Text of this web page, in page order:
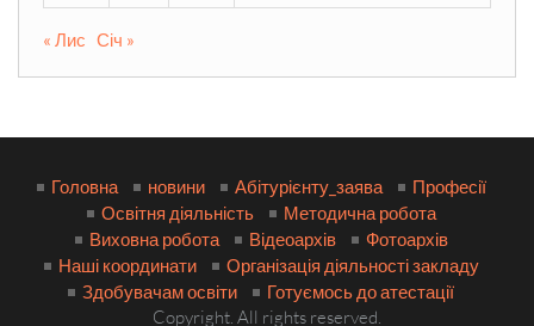
« Лис Січ »
Головна новини Абітурієнту_заява
Професії
Освітня діяльність
Методична робота
Виховна робота
Відеоархів
Фотоархів
Наші координати
Організація діяльності закладу
Здобувачам освіти
Готуємось до атестації
Copyright. All rights reserved.